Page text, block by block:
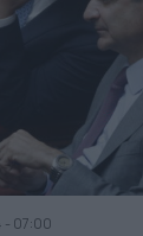
- 07:00